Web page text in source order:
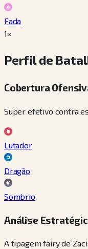
Fada
1×
Perfil de
Cobertura
Super efetivo contra
Lutador
Dragão
Sombrio
Análise
A tipagem fairy de